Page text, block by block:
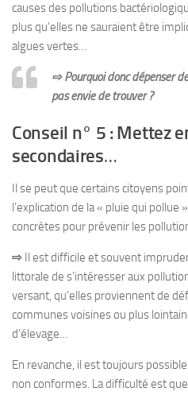
causes des pollutions
plus qu’elles ne sauraient être
algues vertes…
⇨ Pourquoi donc dépenser
pas envie de trouver ?
Conseil n° 5 : Mettez
secondaires…
Il se peut que certains citoyens
l’explication de la « pluie qui
concrètes pour prévenir les
⇨ Il est difficile et souvent
littorale de s’intéresser aux
versant, qu’elles proviennent de
communes voisines ou plus
d’élevage…
En revanche, il est toujours
non conformes. La difficulté est